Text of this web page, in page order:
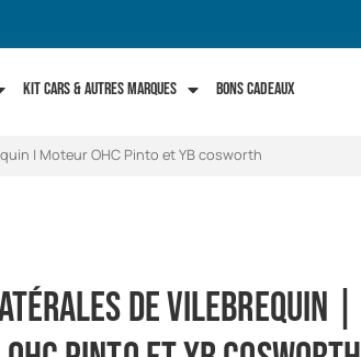
Kit cars & autres marques Bons Cadeaux
| Moteur OHC Pinto et YB cosworth
de vilebrequin |